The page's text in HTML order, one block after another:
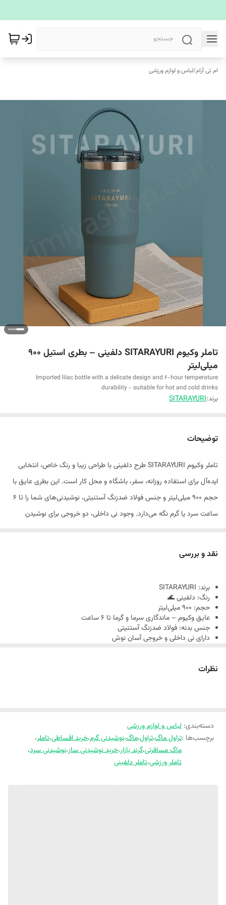
ام تی آرام/لباس و لوازم ورزشی
تاملر وکیوم SITARAYURI دلفینی – بطری استیل ۹۰۰
میلی‌لیتر
Imported lilac bottle with a delicate design and 6-hour temperature
durability - suitable for hot and cold drinks
برند:SITARAYURI
توضیحات
تاملر وکیوم SITARAYURI طرح دلفینی با طراحی زیبا و رنگ خاص، انتخابی
ایده‌آل برای استفاده روزانه، سفر، باشگاه و محل کار است. این بطری عایق با
حجم ۹۰۰ میلی‌لیتر و جنس فولاد ضدزنگ آستنیتی، نوشیدنی‌های شما را تا ۶
ساعت سرد یا گرم نگه می‌دارد. وجود نی داخلی، دو خروجی برای نوشیدن
نقد و بررسی
برند: SITARAYURI
رنگ: دلفینی 🌊
حجم: ۹۰۰ میلی‌لیتر
عایق وکیوم – ماندگاری سرما و گرما تا ۶ ساعت
جنس بدنه: فولاد ضدزنگ آستنیتی
دارای نی داخلی و خروجی آسان نوش
وارداتی و اصل
نظرات
دسته‌بندی: لباس و لوازم ورزشی
برچسب‌ها :تراول ماگ،تراول،ماگ،نوشیدنی گرم،خرید اقساطی،تاملر،
ماگ مسافرتی،گرند بازار،خرید نوشیدنی ساز،نوشیدنی سرد،
تاملر ورزشی،تاملر دلفینی